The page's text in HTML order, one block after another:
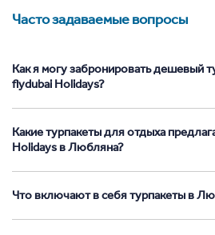
Часто задаваемые вопросы
Как я могу забронировать дешевый
flydubai Holidays?
Какие турпакеты для отдыха
Holidays в Любляна?
Что включают в себя турпакеты в